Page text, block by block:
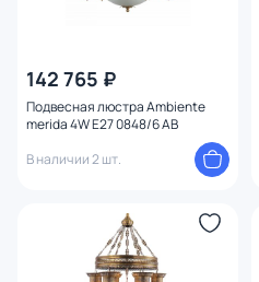
142 765 ₽
Подвесная люстра Ambiente
merida 4W E27 0848/6 AB
В наличии 2 шт.